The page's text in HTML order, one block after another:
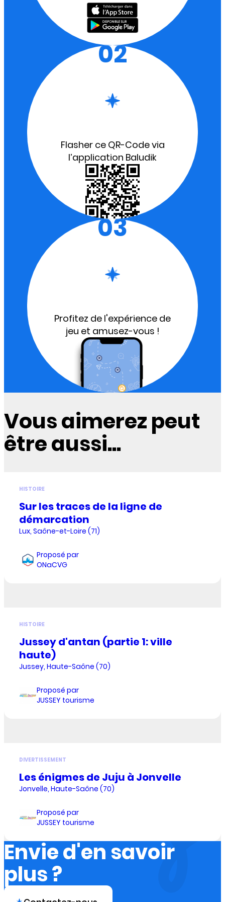
02
Flasher ce QR-Code via
l’application Baludik
03
Profitez de l'expérience de
jeu et amusez-vous !
Vous aimerez peut
être aussi...
HISTOIRE
Sur les traces de la ligne de
démarcation
Lux, Saône-et-Loire (71)
Proposé par
ONaCVG
HISTOIRE
Jussey d'antan (partie 1: ville
haute)
Jussey, Haute-Saône (70)
Proposé par
JUSSEY tourisme
DIVERTISSEMENT
Les énigmes de Juju à Jonvelle
Jonvelle, Haute-Saône (70)
Proposé par
JUSSEY tourisme
Envie d'en savoir
plus ?